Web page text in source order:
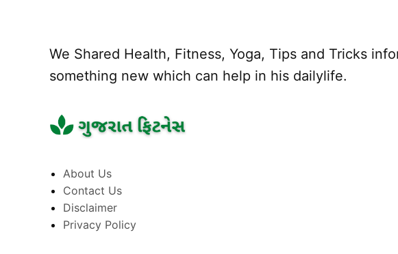
We Shared Health, Fitness, Yoga, Tips and Tricks
something new which can help in his dailylife.
About Us
Contact Us
Disclaimer
Privacy Policy